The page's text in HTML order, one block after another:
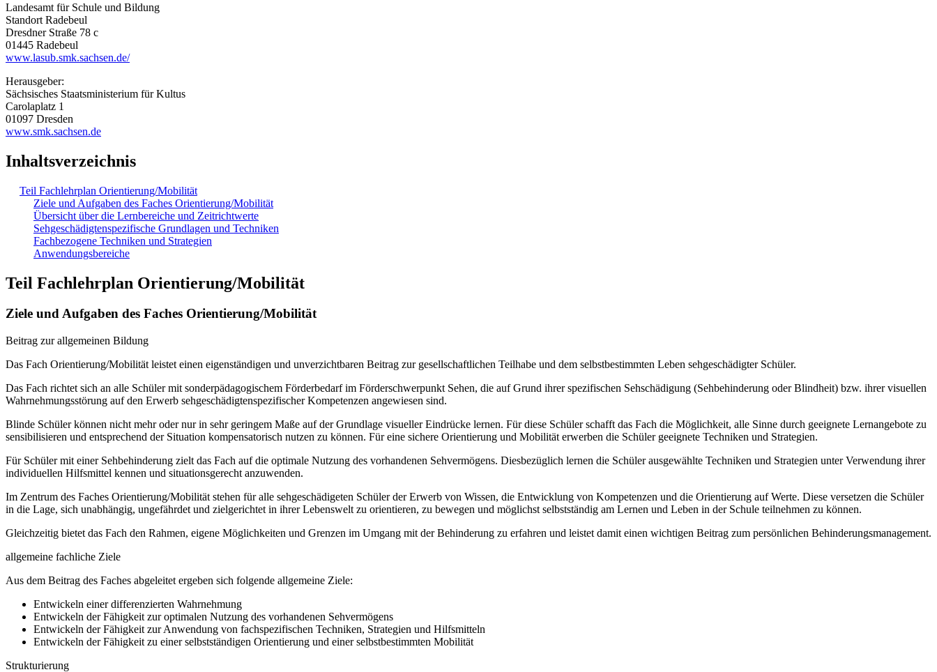
Landesamt für Schule und Bildung
Standort Radebeul
Dresdner Straße 78 c
01445 Radebeul
www.lasub.smk.sachsen.de/
Herausgeber:
Sächsisches Staatsministerium für Kultus
Carolaplatz 1
01097 Dresden
www.smk.sachsen.de
Inhaltsverzeichnis
Teil Fachlehrplan Orientierung/Mobilität
Ziele und Aufgaben des Faches Orientierung/Mobilität
Übersicht über die Lernbereiche und Zeitrichtwerte
Sehgeschädigtenspezifische Grundlagen und Techniken
Fachbezogene Techniken und Strategien
Anwendungsbereiche
Teil Fachlehrplan Orientierung/Mobilität
Ziele und Aufgaben des Faches Orientierung/Mobilität
Beitrag zur allgemeinen Bildung
Das Fach Orientierung/Mobilität leistet einen eigenständigen und unverzichtbaren Beitrag zur gesellschaftlichen Teilhabe und dem selbstbestimmten Leben sehgeschädigter Schüler.
Das Fach richtet sich an alle Schüler mit sonderpädagogischem Förderbedarf im Förderschwerpunkt Sehen, die auf Grund ihrer spezifischen Sehschädigung (Sehbehinderung oder Blindheit) bzw. ihrer visuellen
Wahrnehmungsstörung auf den Erwerb sehgeschädigtenspezifischer Kompetenzen angewiesen sind.
Blinde Schüler können nicht mehr oder nur in sehr geringem Maße auf der Grundlage visueller Eindrücke lernen. Für diese Schüler schafft das Fach die Möglichkeit, alle Sinne durch geeignete Lernangebote zu
sensibilisieren und entsprechend der Situation kompensatorisch nutzen zu können. Für eine sichere Orientierung und Mobilität erwerben die Schüler geeignete Techniken und Strategien.
Für Schüler mit einer Sehbehinderung zielt das Fach auf die optimale Nutzung des vorhandenen Sehvermögens. Diesbezüglich lernen die Schüler ausgewählte Techniken und Strategien unter Verwendung ihrer
individuellen Hilfsmittel kennen und situationsgerecht anzuwenden.
Im Zentrum des Faches Orientierung/Mobilität stehen für alle sehgeschädigeten Schüler der Erwerb von Wissen, die Entwicklung von Kompetenzen und die Orientierung auf Werte. Diese versetzen die Schüler
in die Lage, sich unabhängig, ungefährdet und zielgerichtet in ihrer Lebenswelt zu orientieren, zu bewegen und möglichst selbstständig am Lernen und Leben in der Schule teilnehmen zu können.
Gleichzeitig bietet das Fach den Rahmen, eigene Möglichkeiten und Grenzen im Umgang mit der Behinderung zu erfahren und leistet damit einen wichtigen Beitrag zum persönlichen Behinderungsmanagement.
allgemeine fachliche Ziele
Aus dem Beitrag des Faches abgeleitet ergeben sich folgende allgemeine Ziele:
Entwickeln einer differenzierten Wahrnehmung
Entwickeln der Fähigkeit zur optimalen Nutzung des vorhandenen Sehvermögens
Entwickeln der Fähigkeit zur Anwendung von fachspezifischen Techniken, Strategien und Hilfsmitteln
Entwickeln der Fähigkeit zu einer selbstständigen Orientierung und einer selbstbestimmten Mobilität
Strukturierung